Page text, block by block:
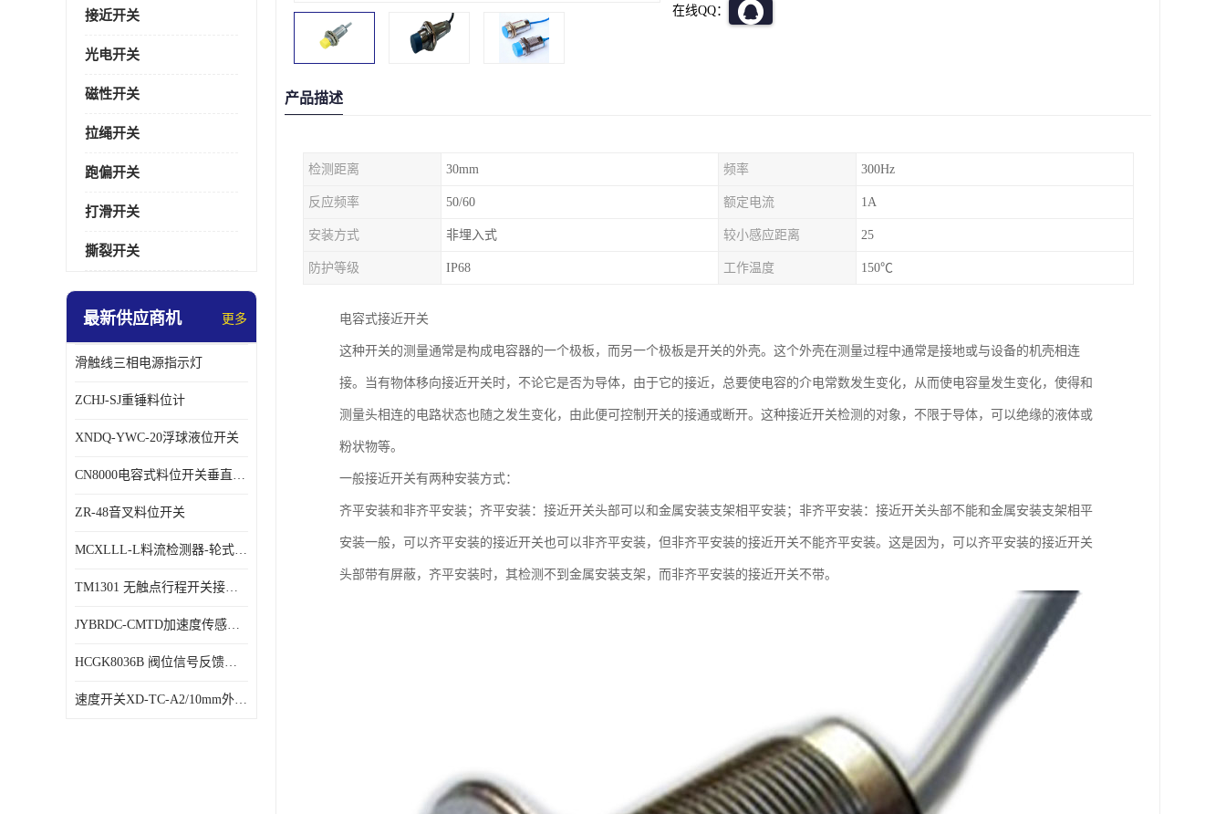
接近开关
光电开关
磁性开关
拉绳开关
跑偏开关
打滑开关
撕裂开关
最新供应商机 更多
滑触线三相电源指示灯
ZCHJ-SJ重锤料位计
XNDQ-YWC-20浮球液位开关
CN8000电容式料位开关垂直安装时
ZR-48音叉料位开关
MCXLLL-L料流检测器-轮式煤流信号控制器
TM1301 无触点行程开关接线在交通设备中的稳定性
JYBRDC-CMTD加速度传感器距离远
HCGK8036B 阀位信号反馈装置 限位开关
速度开关XD-TC-A2/10mm外形图
在线QQ：
产品描述
检测距离 30mm 频率 300Hz
反应频率 50/60 额定电流 1A
安装方式 非埋入式 较小感应距离 25
防护等级 IP68 工作温度 150℃
电容式接近开关
这种开关的测量通常是构成电容器的一个极板，而另一个极板是开关的外壳。这个外壳在测量过程中通常是接地或与设备的机壳相连
接。当有物体移向接近开关时，不论它是否为导体，由于它的接近，总要使电容的介电常数发生变化，从而使电容量发生变化，使得和
测量头相连的电路状态也随之发生变化，由此便可控制开关的接通或断开。这种接近开关检测的对象，不限于导体，可以绝缘的液体或
粉状物等。
一般接近开关有两种安装方式：
齐平安装和非齐平安装；齐平安装：接近开关头部可以和金属安装支架相平安装；非齐平安装：接近开关头部不能和金属安装支架相平
安装一般，可以齐平安装的接近开关也可以非齐平安装，但非齐平安装的接近开关不能齐平安装。这是因为，可以齐平安装的接近开关
头部带有屏蔽，齐平安装时，其检测不到金属安装支架，而非齐平安装的接近开关不带。